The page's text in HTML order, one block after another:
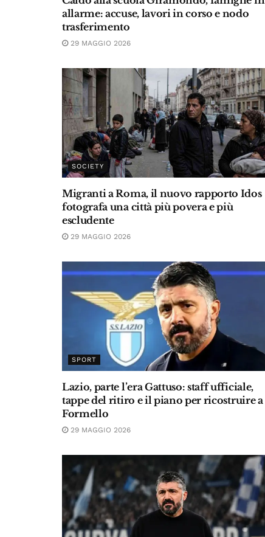
allarme: accuse, lavori in corso e nodo
trasferimento
29 MAGGIO 2026
SOCIETY
Migranti a Roma, il nuovo rapporto Idos
fotografa una città più povera e più
escludente
29 MAGGIO 2026
SPORT
Lazio, parte l’era Gattuso: staff ufficiale,
tappe del ritiro e il piano per ricostruire a
Formello
29 MAGGIO 2026